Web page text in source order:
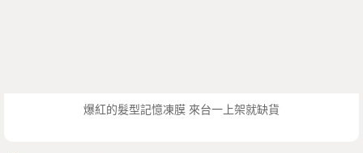
爆紅的髮型記憶凍膜 來台一上架就缺貨